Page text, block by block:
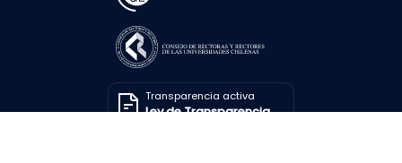
Transparencia activa
Ley de Transparencia